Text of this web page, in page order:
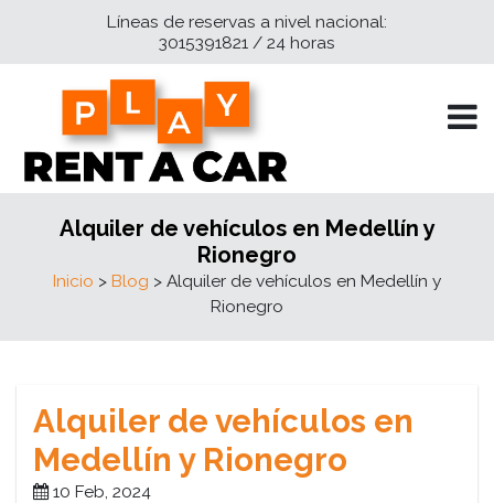
Líneas de reservas a nivel nacional:
3015391821 / 24 horas
Alquiler de vehículos en Medellín y
Rionegro
Inicio > Blog > Alquiler de vehículos en Medellín y
Rionegro
Alquiler de vehículos en
Medellín y Rionegro
10 Feb, 2024